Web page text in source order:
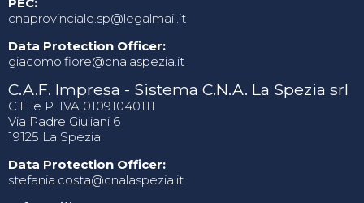
cnaprovinciale.sp@legalmail.it
Data Protection Officer:
giacomo.fiore@cnalaspezia.it
C.A.F. Impresa - Sistema C.N.A. La Spezia srl
C.F. e P. IVA 01091040111
Via Padre Giuliani 6
19125 La Spezia
Data Protection Officer:
stefania.costa@cnalaspezia.it